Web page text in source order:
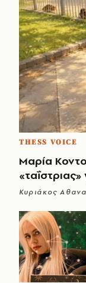
THESS VOICE
Μαρία
Κυριάκος